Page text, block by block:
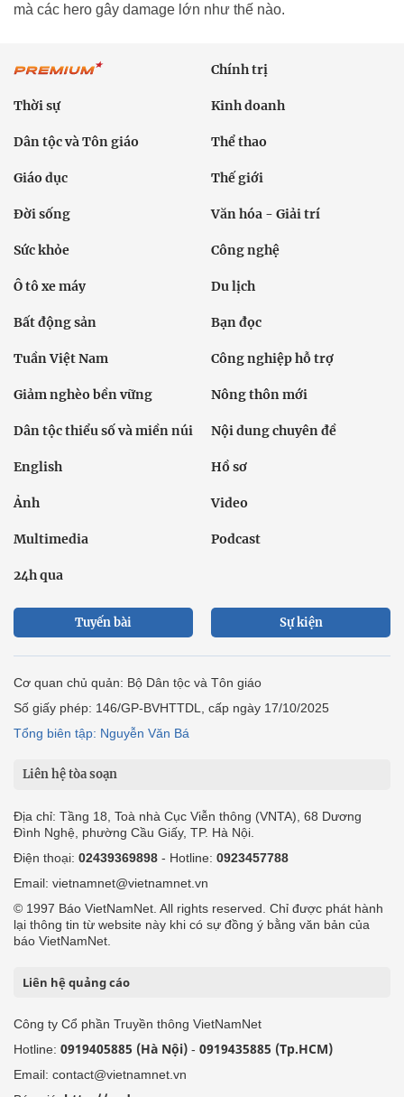
mà các hero gây damage lớn như thế nào.
Chính trị
Thời sự Kinh doanh
Dân tộc và Tôn giáo Thể thao
Giáo dục Thế giới
Đời sống Văn hóa - Giải trí
Sức khỏe Công nghệ
Ô tô xe máy Du lịch
Bất động sản Bạn đọc
Tuần Việt Nam Công nghiệp hỗ trợ
Giảm nghèo bền vững Nông thôn mới
Dân tộc thiểu số và miền núi Nội dung chuyên đề
English Hồ sơ
Ảnh Video
Multimedia Podcast
24h qua
Tuyến bài Sự kiện
Cơ quan chủ quản: Bộ Dân tộc và Tôn giáo
Số giấy phép: 146/GP-BVHTTDL, cấp ngày 17/10/2025
Tổng biên tập: Nguyễn Văn Bá
Liên hệ tòa soạn
Địa chỉ: Tầng 18, Toà nhà Cục Viễn thông (VNTA), 68 Dương
Đình Nghệ, phường Cầu Giấy, TP. Hà Nội.
Điện thoại: 02439369898 - Hotline: 0923457788
Email: vietnamnet@vietnamnet.vn
© 1997 Báo VietNamNet. All rights reserved. Chỉ được phát hành
lại thông tin từ website này khi có sự đồng ý bằng văn bản của
báo VietNamNet.
Liên hệ quảng cáo
Công ty Cổ phần Truyền thông VietNamNet
Hotline: 0919405885 (Hà Nội) - 0919435885 (Tp.HCM)
Email: contact@vietnamnet.vn